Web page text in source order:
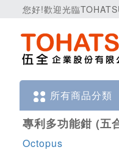
您好!歡迎光臨
所有商品分類
專利多功能鉗 (五
Octopus